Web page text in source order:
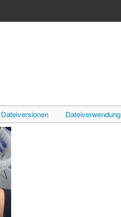
Dateiversionen Dateiverwendung